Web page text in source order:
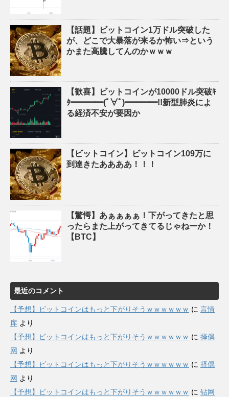
【話題】ビットコイン1万ドル突破した
が、どこで大暴落が来るか怖い⇒という
かまた高騰してんのかｗｗｗ
【歓喜】ビットコインが10000ドル突破ｷ
ﾀ━━━━(ﾟ∀ﾟ)━━━━!!新型肺炎によ
る経済不安が要因か
【ビットコイン】ビットコイン109万に
到達きたああああ！！！
【驚愕】あぁぁぁぁ！下がってきたと思
ったらまた上がってきてるじゃねーか！
【BTC】
最近のコメント
【予想】ビットコインはもっと下がりそうｗｗｗｗｗｗ に 言情
库 より
【予想】ビットコインはもっと下がりそうｗｗｗｗｗｗ に 择偶
网 より
【予想】ビットコインはもっと下がりそうｗｗｗｗｗｗ に 择偶
网 より
【予想】ビットコインはもっと下がりそうｗｗｗｗｗｗ に 钻网